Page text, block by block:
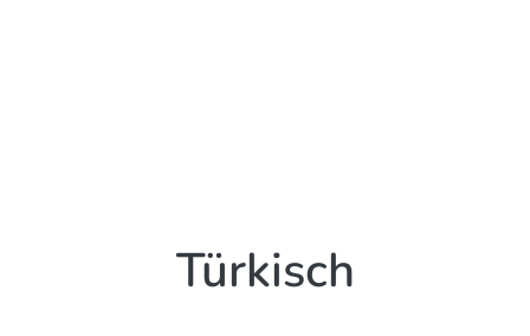
Türkisch